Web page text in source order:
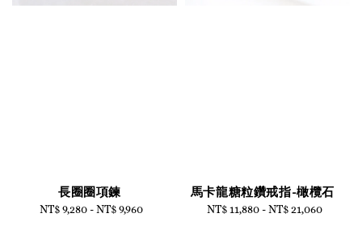
長圈圈項鍊
Regular
NT$ 9,280 -NT$ 9,960
馬卡龍糖粒鑽戒指-橄欖石
Regular
NT$ 11,880-NT$ 21,060